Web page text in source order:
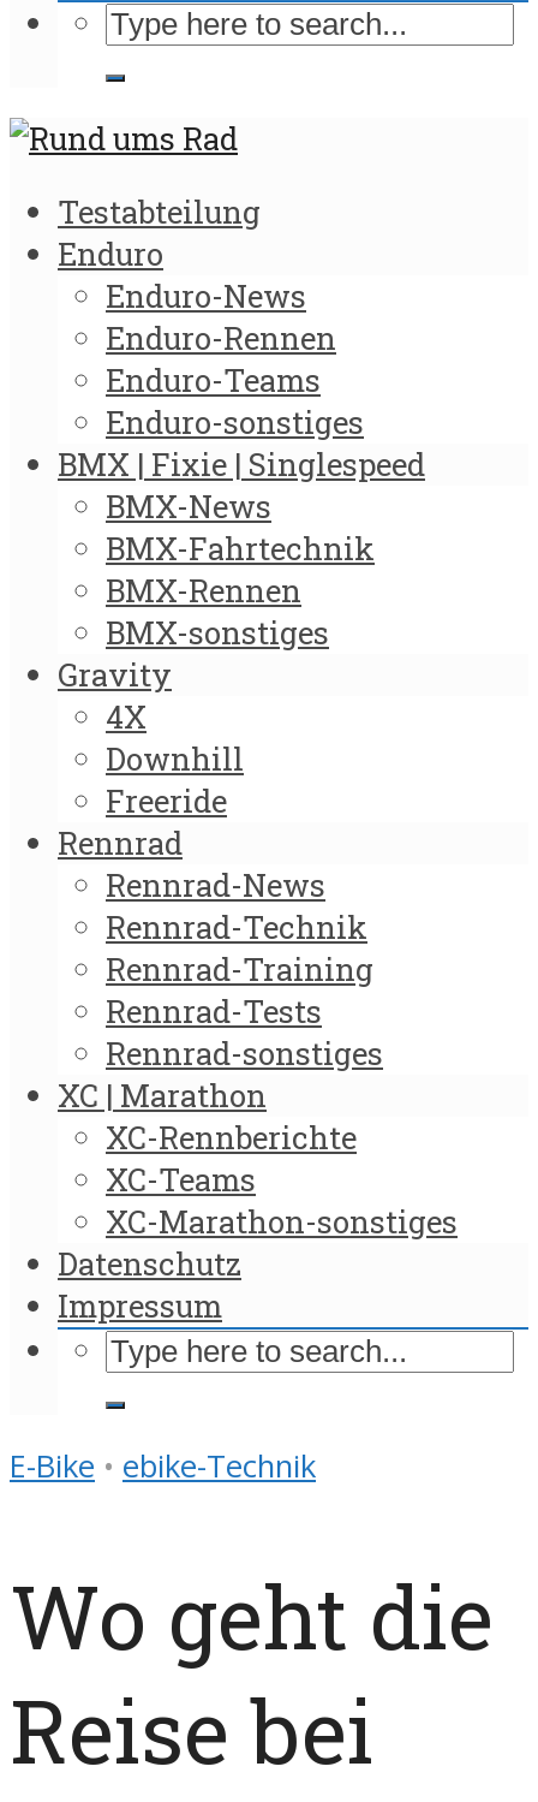
Testabteilung
Enduro
Enduro-News
Enduro-Rennen
Enduro-Teams
Enduro-sonstiges
BMX | Fixie | Singlespeed
BMX-News
BMX-Fahrtechnik
BMX-Rennen
BMX-sonstiges
Gravity
4X
Downhill
Freeride
Rennrad
Rennrad-News
Rennrad-Technik
Rennrad-Training
Rennrad-Tests
Rennrad-sonstiges
XC | Marathon
XC-Rennberichte
XC-Teams
XC-Marathon-sonstiges
Datenschutz
Impressum
E-Bike • ebike-Technik
Wo geht die
Reise bei